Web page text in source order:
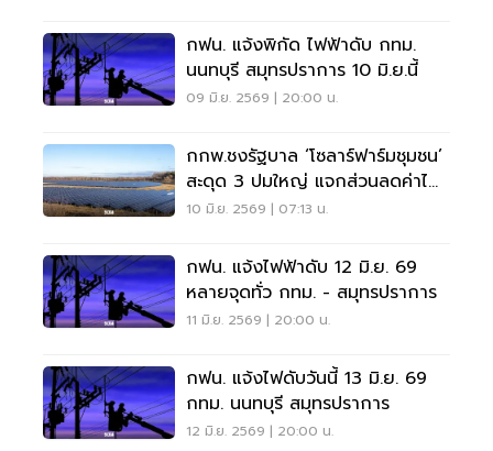
กฟน. แจ้งพิกัด ไฟฟ้าดับ กทม.
นนทบุรี สมุทรปราการ 10 มิ.ย.นี้
09 มิ.ย. 2569 | 20:00 น.
กกพ.ชงรัฐบาล ‘โซลาร์ฟาร์มชุมชน’
สะดุด 3 ปมใหญ่ แจกส่วนลดค่าไฟ
เสี่ยงขัดรัฐธรรมนูญ
10 มิ.ย. 2569 | 07:13 น.
กฟน. แจ้งไฟฟ้าดับ 12 มิ.ย. 69
หลายจุดทั่ว กทม. - สมุทรปราการ
11 มิ.ย. 2569 | 20:00 น.
กฟน. แจ้งไฟดับวันนี้ 13 มิ.ย. 69
กทม. นนทบุรี สมุทรปราการ
12 มิ.ย. 2569 | 20:00 น.